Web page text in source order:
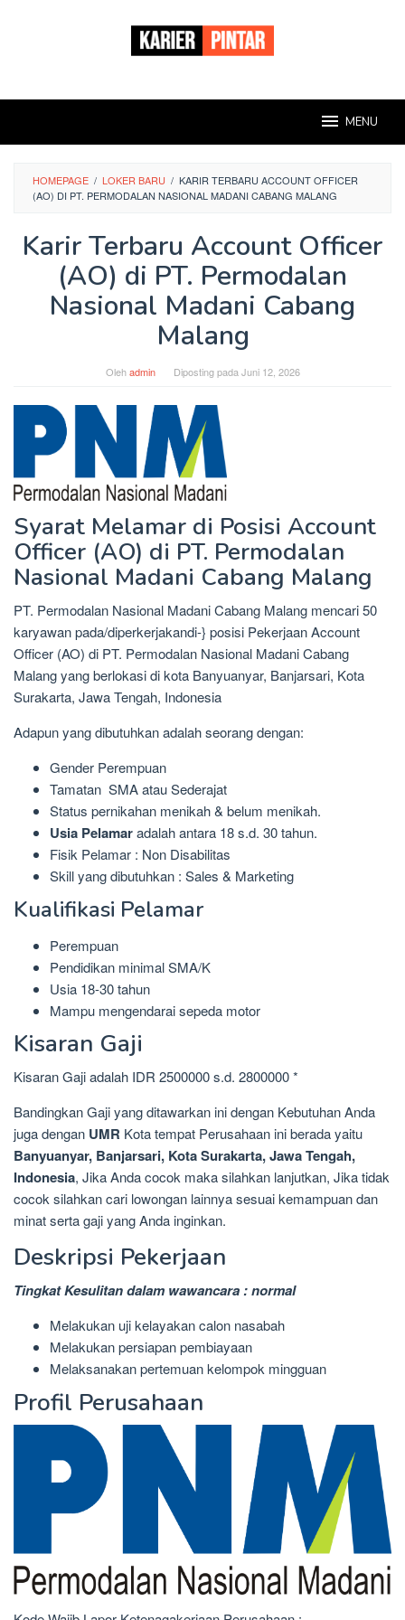
MENU
HOMEPAGE / LOKER BARU / KARIR TERBARU ACCOUNT OFFICER
(AO) DI PT. PERMODALAN NASIONAL MADANI CABANG MALANG
Karir Terbaru Account Officer
(AO) di PT. Permodalan
Nasional Madani Cabang
Malang
Olehadmin Diposting pada Juni 12, 2026
Syarat Melamar di Posisi Account
Officer (AO) di PT. Permodalan
Nasional Madani Cabang Malang
PT. Permodalan Nasional Madani Cabang Malang mencari 50
karyawan pada/diperkerjakandi-} posisi Pekerjaan Account
Officer (AO) di PT. Permodalan Nasional Madani Cabang
Malang yang berlokasi di kota Banyuanyar, Banjarsari, Kota
Surakarta, Jawa Tengah, Indonesia
Adapun yang dibutuhkan adalah seorang dengan:
Gender Perempuan
Tamatan SMA atau Sederajat
Status pernikahan menikah & belum menikah.
Usia Pelamaradalah antara 18 s.d. 30 tahun.
Fisik Pelamar : Non Disabilitas
Skill yang dibutuhkan : Sales & Marketing
Kualifikasi Pelamar
Perempuan
Pendidikan minimal SMA/K
Usia 18-30 tahun
Mampu mengendarai sepeda motor
Kisaran Gaji
Kisaran Gaji adalah IDR 2500000 s.d. 2800000 *
Bandingkan Gaji yang ditawarkan ini dengan Kebutuhan Anda
juga dengan UMR Kota tempat Perusahaan ini berada yaitu
Banyuanyar, Banjarsari, Kota Surakarta, Jawa Tengah,
Indonesia, Jika Anda cocok maka silahkan lanjutkan, Jika tidak
cocok silahkan cari lowongan lainnya sesuai kemampuan dan
minat serta gaji yang Anda inginkan.
Deskripsi Pekerjaan
Tingkat Kesulitan dalam wawancara : normal
Melakukan uji kelayakan calon nasabah
Melakukan persiapan pembiayaan
Melaksanakan pertemuan kelompok mingguan
Profil Perusahaan